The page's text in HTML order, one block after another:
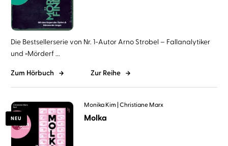
Die Bestsellerserie von Nr. 1-Autor Arno Strobel – Fallanalytiker
und »Mörderf ...
Zum Hörbuch Zur Reihe
NEU
Monika Kim Christiane Marx
Molka